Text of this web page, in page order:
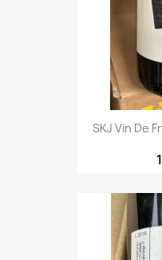
SKJ Vin De